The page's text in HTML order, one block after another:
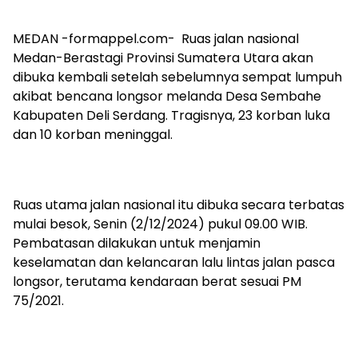
MEDAN -formappel.com- Ruas jalan nasional
Medan-Berastagi Provinsi Sumatera Utara akan
dibuka kembali setelah sebelumnya sempat lumpuh
akibat bencana longsor melanda Desa Sembahe
Kabupaten Deli Serdang. Tragisnya, 23 korban luka
dan 10 korban meninggal.
Ruas utama jalan nasional itu dibuka secara terbatas
mulai besok, Senin (2/12/2024) pukul 09.00 WIB.
Pembatasan dilakukan untuk menjamin
keselamatan dan kelancaran lalu lintas jalan pasca
longsor, terutama kendaraan berat sesuai PM
75/2021.